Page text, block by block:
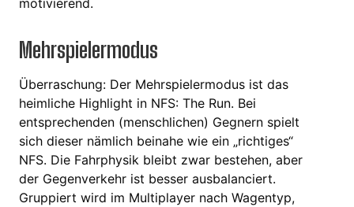
Mehrspielermodus
Überraschung: Der Mehrspielermodus ist das
heimliche Highlight in NFS: The Run. Bei
entsprechenden (menschlichen) Gegnern spielt
sich dieser nämlich beinahe wie ein „richtiges“
NFS. Die Fahrphysik bleibt zwar bestehen, aber
der Gegenverkehr ist besser ausbalanciert.
Gruppiert wird im Multiplayer nach Wagentyp,